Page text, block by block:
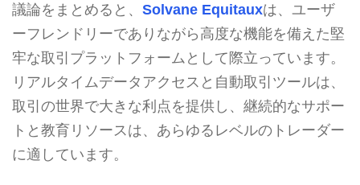
議論をまとめると、 Solvane Equitauxは、ユーザ
ーフレンドリーでありながら高度な機能を備えた堅
牢な取引プラットフォームとして際立っています。
リアルタイムデータアクセスと自動取引ツールは、
取引の世界で大きな利点を提供し、継続的なサポー
トと教育リソースは、あらゆるレベルのトレーダー
に適しています。